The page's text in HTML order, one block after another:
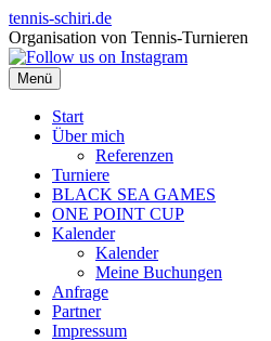
Zum
Inhalt
springen
tennis-schiri.de
Organisation von Tennis-Turnieren
Menü
Start
Über mich
Referenzen
Turniere
BLACK SEA GAMES
ONE POINT CUP
Kalender
Kalender
Meine Buchungen
Anfrage
Partner
Impressum